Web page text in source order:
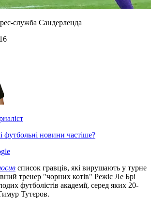
служба Сандерленда
новини частіше?
список гравців, які вирушають у турне
тренер "чорних котів" Режіс Ле Брі
футболістів академії, серед яких 20-
Тутєров.